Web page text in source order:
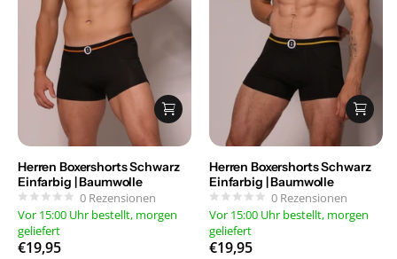
Herren Boxershorts Schwarz
Einfarbig | Baumwolle
0 Rezensionen
Vor 15:00 Uhr bestellt, morgen
geliefert
€19,95
Herren Boxershorts Schwarz
Einfarbig | Baumwolle
0 Rezensionen
Vor 15:00 Uhr bestellt, morgen
geliefert
€19,95